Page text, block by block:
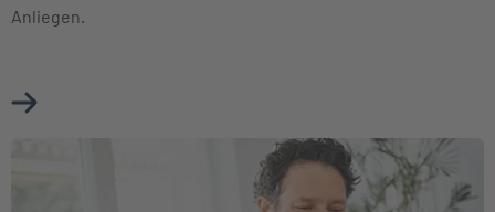
Anliegen.
Mehr über Ihr Kontakt zum Presseteam erfahren
Weiter zu Aktuelle Presseinformationen